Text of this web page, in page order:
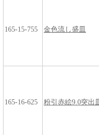
165-15-755 金色流し盛皿
165-16-625 粉引赤絵9.0突出皿